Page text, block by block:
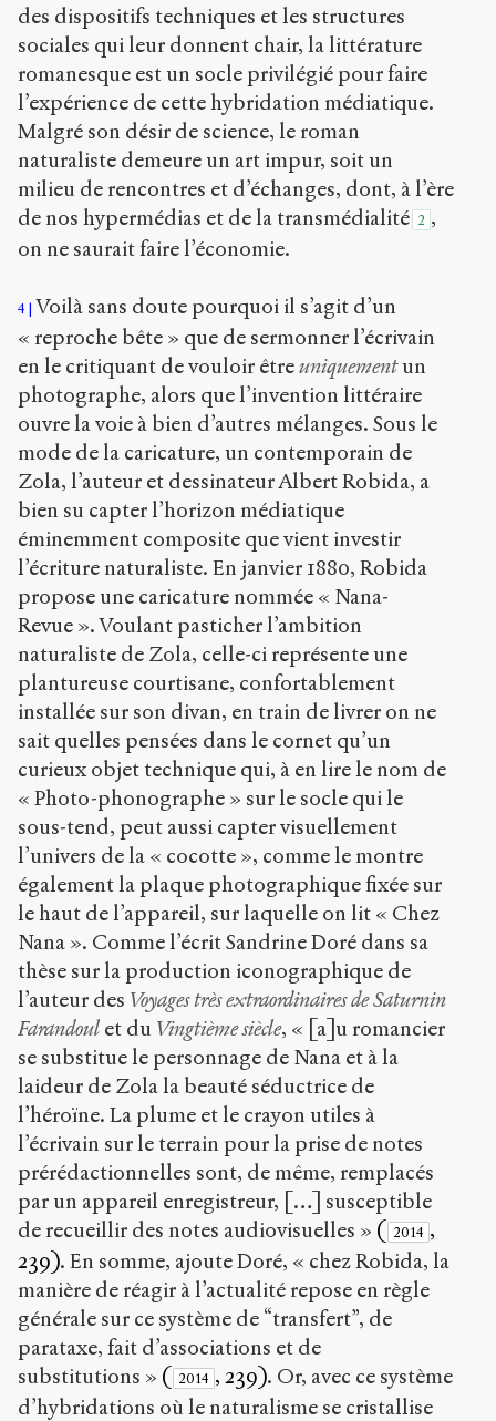
des dispositifs techniques et les structures
sociales qui leur donnent chair, la littérature
romanesque est un socle privilégié pour faire
l’expérience de cette hybridation médiatique.
Malgré son désir de science, le roman
naturaliste demeure un art impur, soit un
milieu de rencontres et d’échanges, dont, à l’ère
de nos hypermédias et de la transmédialité 2 ,
on ne saurait faire l’économie.
4
Voilà sans doute pourquoi il s’agit d’un
« reproche bête » que de sermonner l’écrivain
en le critiquant de vouloir êtreuniquementun
photographe, alors que l’invention littéraire
ouvre la voie à bien d’autres mélanges. Sous le
mode de la caricature, un contemporain de
Zola, l’auteur et dessinateur Albert Robida, a
bien su capter l’horizon médiatique
éminemment composite que vient investir
l’écriture naturaliste. En janvier 1880, Robida
propose une caricature nommée « Nana-
Revue ». Voulant pasticher l’ambition
naturaliste de Zola, celle-ci représente une
plantureuse courtisane, confortablement
installée sur son divan, en train de livrer on ne
sait quelles pensées dans le cornet qu’un
curieux objet technique qui, à en lire le nom de
« Photo-phonographe » sur le socle qui le
sous-tend, peut aussi capter visuellement
l’univers de la « cocotte », comme le montre
également la plaque photographique fixée sur
le haut de l’appareil, sur laquelle on lit « Chez
Nana ». Comme l’écrit Sandrine Doré dans sa
thèse sur la production iconographique de
l’auteur des Voyages très extraordinaires de Saturnin
Farandoulet du Vingtième siècle, « [a]u romancier
se substitue le personnage de Nana et à la
laideur de Zola la beauté séductrice de
l’héroïne. La plume et le crayon utiles à
l’écrivain sur le terrain pour la prise de notes
prérédactionnelles sont, de même, remplacés
par un appareil enregistreur, […] susceptible
de recueillir des notes audiovisuelles » ( 2014 ,
239). En somme, ajoute Doré, « chez Robida, la
manière de réagir à l’actualité repose en règle
générale sur ce système de “transfert”, de
parataxe, fait d’associations et de
substitutions » ( 2014 , 239). Or, avec ce système
d’hybridations où le naturalisme se cristallise